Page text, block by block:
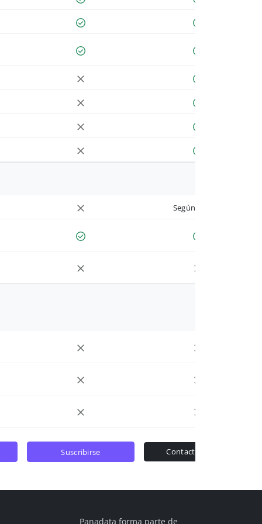
Según cuenta
suscribirse contactar ventas
Panadata forma parte de